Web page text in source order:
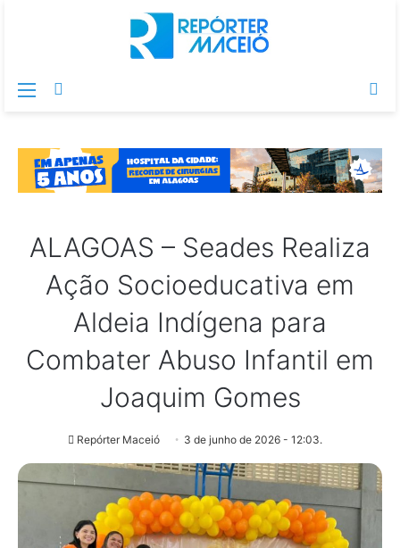
Menu
ALAGOAS – Seades Realiza
Ação Socioeducativa em
Aldeia Indígena para
Combater Abuso Infantil em
Joaquim Gomes
Repórter Maceió 3 de junho de 2026 - 12:03.